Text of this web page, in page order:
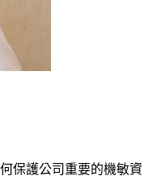
保護公司重要的機敏資